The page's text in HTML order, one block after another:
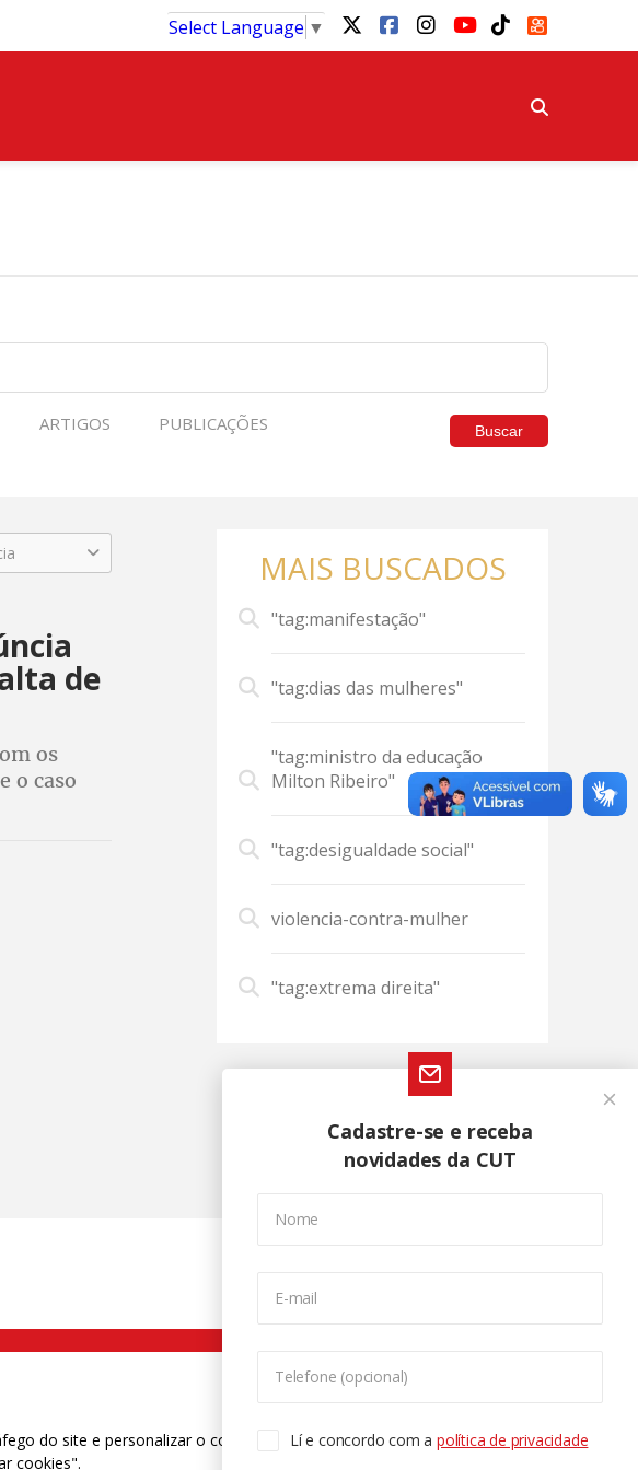
Select Language ▼
ARTIGOS PUBLICAÇÕES Buscar
de
os
o caso
MAIS BUSCADOS
"tag:manifestação"
"tag:dias das mulheres"
"tag:ministro da educação
Milton Ribeiro"
"tag:desigualdade social"
violencia-contra-mulher
"tag:extrema direita"
Cadastre-se e receba
novidades da CUT
Nome
E-mail
Telefone (opcional)
Lí e concordo com apolítica de privacidade
2108 9310
do site e personalizar o conteúdo. Para saber mais
cookies".